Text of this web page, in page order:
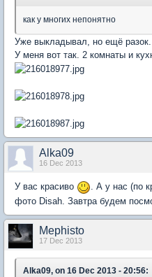
как у многих непонятно
Уже выкладывал, но ещё разок.
У меня вот так. 2 комнаты и
Alka09
16 Dec 2013
У вас красиво
. А у нас (по
фото Disah. Завтра будем
Mephisto
17 Dec 2013
Alka09, on 16 Dec 2013 - 20:56: